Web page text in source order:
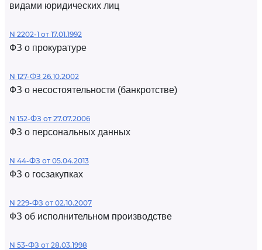
видами юридических лиц
N 2202-1 от 17.01.1992
ФЗ о прокуратуре
N 127-ФЗ 26.10.2002
ФЗ о несостоятельности (банкротстве)
N 152-ФЗ от 27.07.2006
ФЗ о персональных данных
N 44-ФЗ от 05.04.2013
ФЗ о госзакупках
N 229-ФЗ от 02.10.2007
ФЗ об исполнительном производстве
N 53-ФЗ от 28.03.1998